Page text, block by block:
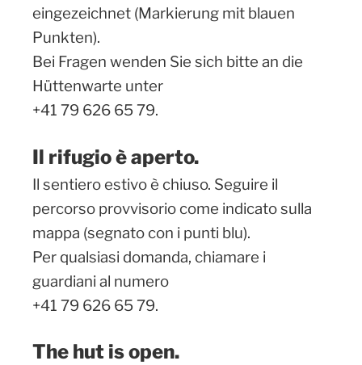
eingezeichnet (Markierung mit blauen
Punkten).
Bei Fragen wenden Sie sich bitte an die
Hüttenwarte unter
+41 79 626 65 79.
Il rifugio è aperto.
Il sentiero estivo è chiuso. Seguire il
percorso provvisorio come indicato sulla
mappa (segnato con i punti blu).
Per qualsiasi domanda, chiamare i
guardiani al numero
+41 79 626 65 79.
The hut is open.